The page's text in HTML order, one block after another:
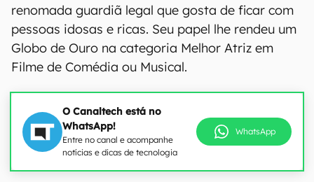
renomada guardiã legal que gosta de ficar com
pessoas idosas e ricas. Seu papel lhe rendeu um
Globo de Ouro na categoria Melhor Atriz em
Filme de Comédia ou Musical.
O Canaltech está no
WhatsApp!
Entre no canal e acompanhe
notícias e dicas de tecnologia
WhatsApp